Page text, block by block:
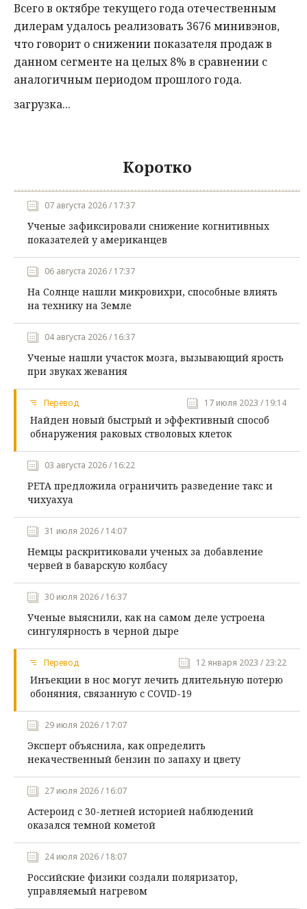
Всего в октябре текущего года отечественным
дилерам удалось реализовать 3676 минивэнов,
что говорит о снижении показателя продаж в
данном сегменте на целых 8% в сравнении с
аналогичным периодом прошлого года.
загрузка...
Коротко
07 августа 2026 / 17:37
Ученые зафиксировали снижение когнитивных
показателей у американцев
06 августа 2026 / 17:37
На Солнце нашли микровихри, способные влиять
на технику на Земле
04 августа 2026 / 16:37
Ученые нашли участок мозга, вызывающий ярость
при звуках жевания
Перевод 17 июля 2023 / 19:14
Найден новый быстрый и эффективный способ
обнаружения раковых стволовых клеток
03 августа 2026 / 16:22
PETA предложила ограничить разведение такс и
чихуахуа
31 июля 2026 / 14:07
Немцы раскритиковали ученых за добавление
червей в баварскую колбасу
30 июля 2026 / 16:37
Ученые выяснили, как на самом деле устроена
сингулярность в черной дыре
Перевод 12 января 2023 / 23:22
Инъекции в нос могут лечить длительную потерю
обоняния, связанную с COVID-19
29 июля 2026 / 17:07
Эксперт объяснила, как определить
некачественный бензин по запаху и цвету
27 июля 2026 / 16:07
Астероид с 30-летней историей наблюдений
оказался темной кометой
24 июля 2026 / 18:07
Российские физики создали поляризатор,
управляемый нагревом